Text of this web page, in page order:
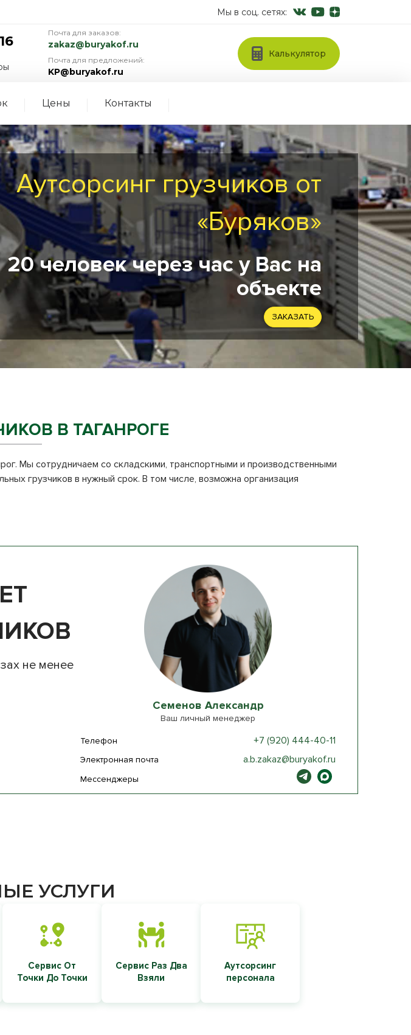
Мы в соц. сетях:
Почта для заказов:
zakaz@buryakof.ru
Почта для предложений:
KP@buryakof.ru
Калькулятор
Цены Контакты
Аутсорсинг грузчиков от
«Буряков»
20 человек через час у Вас на
объекте
ЗАКАЗАТЬ
В ТАГАНРОГЕ
Мы сотрудничаем со складскими, транспортными и производственными
грузчиков в нужный срок. В том числе, возможна организация
не менее
Семенов Александр
Ваш личный менеджер
Телефон +7 (920) 444-40-11
Электронная почта a.b.zakaz@buryakof.ru
Мессенджеры
УСЛУГИ
Сервис От
Точки До Точки
Сервис Раз Два
Взяли
Аутсорсинг
персонала